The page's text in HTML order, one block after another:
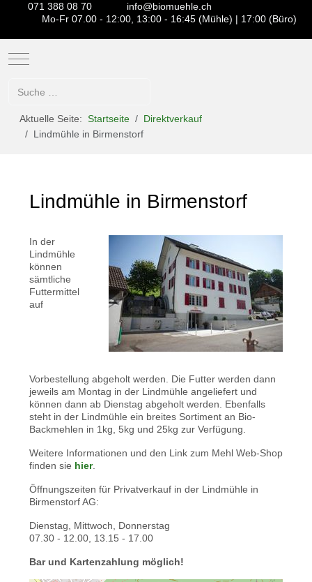
071 388 08 70
info@biomuehle.ch
Mo-Fr 07.00 - 12:00, 13:00 - 16:45 (Mühle) | 17:00 (Büro)
Mobile Menu Toggle
Aktuelle Seite: Startseite
Direktverkauf
Lindmühle in Birmenstorf
Lindmühle in Birmenstorf
In der
Lindmühle
können
sämtliche
Futtermittel
auf
Vorbestellung abgeholt werden. Die Futter werden dann
jeweils am Montag in der Lindmühle angeliefert und
können dann ab Dienstag abgeholt werden. Ebenfalls
steht in der Lindmühle ein breites Sortiment an Bio-
Backmehlen in 1kg, 5kg und 25kg zur Verfügung.
Weitere Informationen und den Link zum Mehl Web-Shop
finden sie hier.
Öffnungszeiten für Privatverkauf in der Lindmühle in
Birmenstorf AG:
Dienstag, Mittwoch, Donnerstag
07.30 - 12.00, 13.15 - 17.00
Bar und Kartenzahlung möglich!